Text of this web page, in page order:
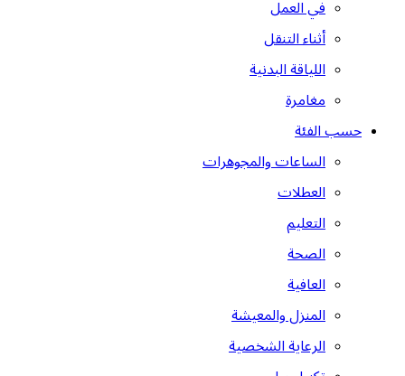
في العمل
أثناء التنقل
اللياقة البدنية
مغامرة
حسب الفئة
الساعات والمجوهرات
العطلات
التعليم
الصحة
العافية
المنزل والمعيشة
الرعاية الشخصية